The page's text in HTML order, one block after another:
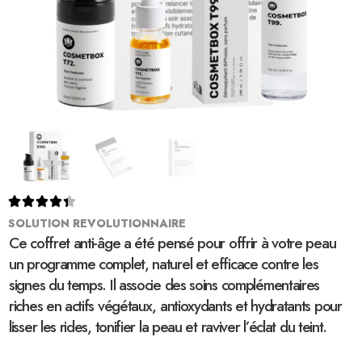

SOLUTION REVOLUTIONNAIRE
Ce coffret anti-âge a été pensé pour offrir à votre peau
un programme complet, naturel et efficace contre les
signes du temps. Il associe des soins complémentaires
riches en actifs végétaux, antioxydants et hydratants pour
lisser les rides, tonifier la peau et raviver l’éclat du teint.